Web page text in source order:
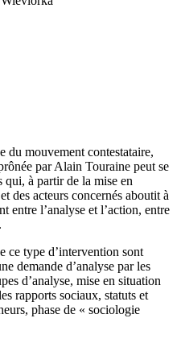
du mouvement contestataire,
par Alain Touraine peut se
qui, à partir de la mise en
des acteurs concernés aboutit à
entre l’analyse et l’action, entre
ce type d’intervention sont
demande d’analyse par les
d’analyse, mise en situation
rapports sociaux, statuts et
phase de « sociologie